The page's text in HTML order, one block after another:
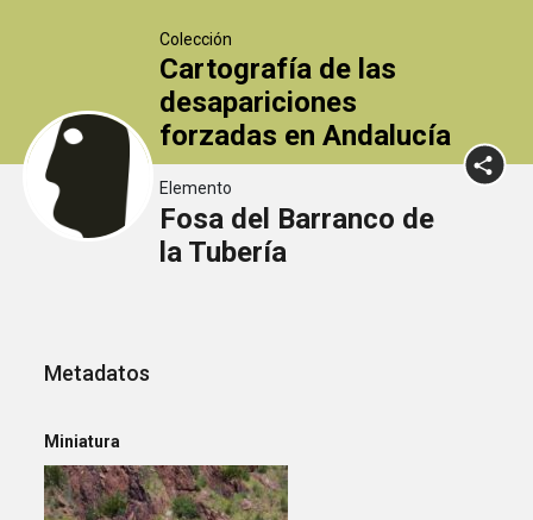
Colección
Cartografía de las
desapariciones
forzadas en Andalucía
Elemento
Fosa del Barranco de
la Tubería
Metadatos
Miniatura